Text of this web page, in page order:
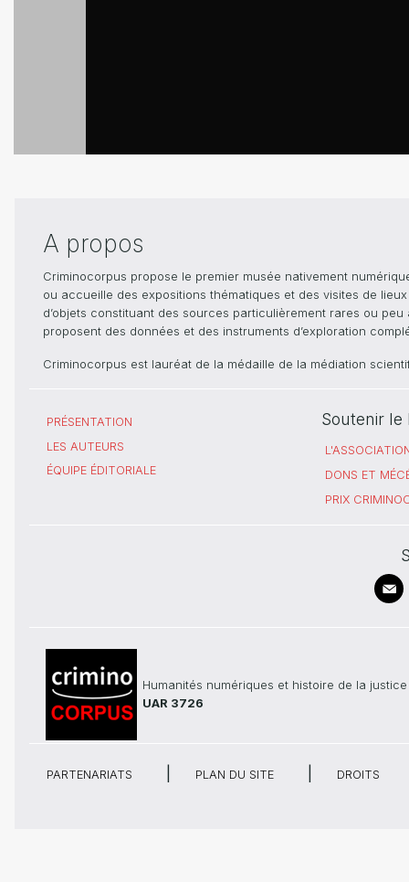
A propos
Criminocorpus propose le premier musée nativement
ou accueille des expositions thématiques et des visites de
d’objets constituant des sources particulièrement rares ou
proposent des données et des instruments d’exploration
Criminocorpus est lauréat de la médaille de la médiation
PRÉSENTATION
LES AUTEURS
ÉQUIPE ÉDITORIALE
Soutenir le
DONS ET
PRIX
Humanités numériques et histoire de la justice
UAR 3726
PARTENARIATS PLAN DU SITE DROITS